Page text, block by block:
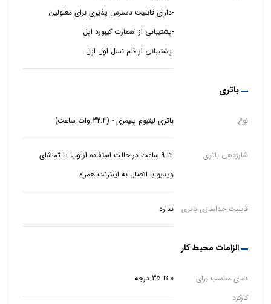
-دارای قابلیت دسترس پذیری برای معلولین
-پشتیبانی از قلم نسل اول اپل
باتری
نوع باتری لیتیوم پلیمری - (32.4 وات ساعت)
شارژدهی باتری
-تا 9 ساعت در حالت استفاده از وب یا تماشای
ویدیو با اتصال به اینترنت همراه
قابلیت جداسازی باتری ندارد
الزامات محیط کار
دمای مناسب برای
کارکرد
0 تا 35 درجه